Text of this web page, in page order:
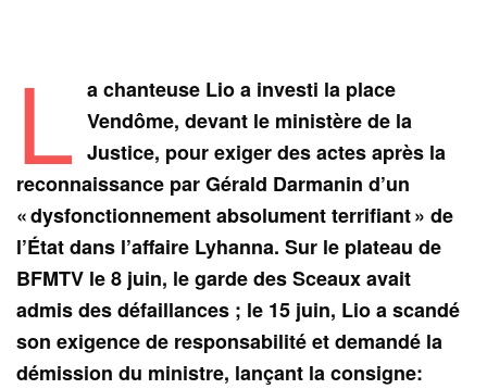
L a chanteuse Lio a investi la place
Vendôme, devant le ministère de la
Justice, pour exiger des actes après la
reconnaissance par Gérald Darmanin d’un
« dysfonctionnement absolument terrifiant » de
l’État dans l’affaire Lyhanna. Sur le plateau de
BFMTV le 8 juin, le garde des Sceaux avait
admis des défaillances ; le 15 juin, Lio a scandé
son exigence de responsabilité et demandé la
démission du ministre, lançant la consigne: